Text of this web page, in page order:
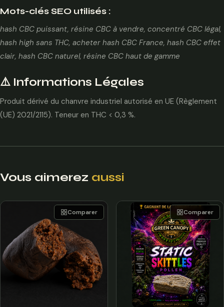
Mots-clés SEO utilisés :
hash CBC puissant, résine CBC à vendre, concentré CBC légal,
hash high sans THC, acheter hash CBC France, hash CBC effet
clair, hash CBC naturel, résine CBC haut de gamme
⚠️ Informations Légales
Produit dérivé du chanvre industriel autorisé en UE (Règlement
(UE) 2021/2115). Teneur en THC < 0,3 %.
Vous aimerez aussi
Comparer Comparer